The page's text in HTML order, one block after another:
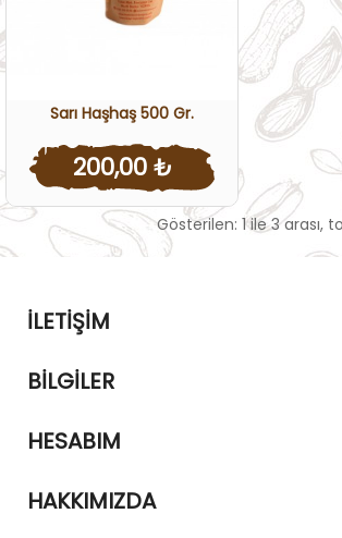
Sarı Haşhaş 500 Gr.
200,00 ₺
Gösterilen: 1 ile 3 arası,
İLETIŞIM
BILGILER
HESABIM
HAKKIMIZDA